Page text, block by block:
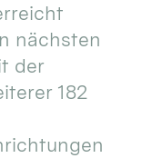
nächsten
der
182